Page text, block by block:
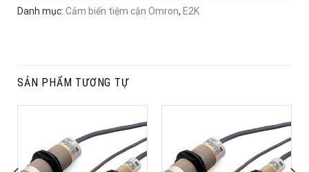
Danh mục: Cảm biến tiệm cận Omron, E2K
SẢN PHẨM TƯƠNG TỰ